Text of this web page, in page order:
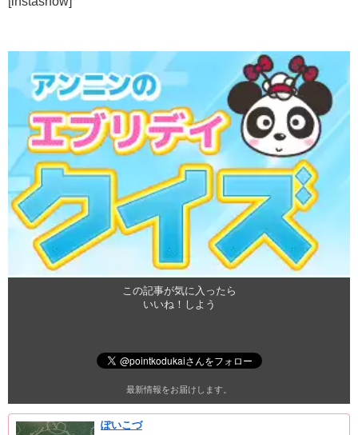
この記事が気に入ったら
いいね！しよう
最新情報をお届けします。
ぽいこづ